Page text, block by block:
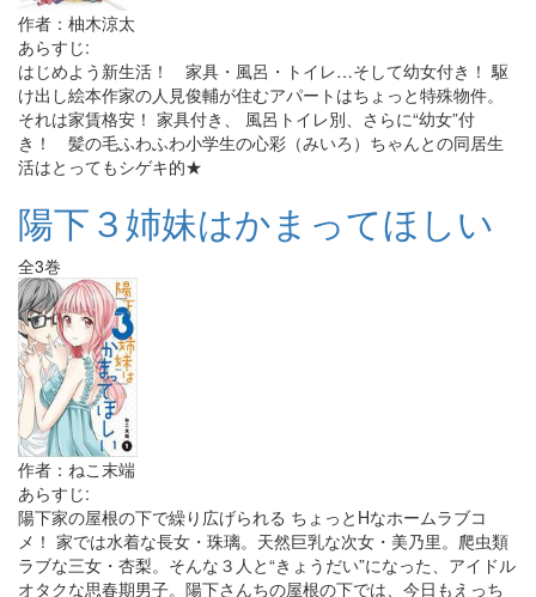
作者：柚木涼太
あらすじ:
はじめよう新生活！ 家具・風呂・トイレ…そして幼女付き！ 駆
け出し絵本作家の人見俊輔が住むアパートはちょっと特殊物件。
それは家賃格安！ 家具付き、 風呂トイレ別、さらに“幼女”付
き！ 髪の毛ふわふわ小学生の心彩（みいろ）ちゃんとの同居生
活はとってもシゲキ的★
陽下３姉妹はかまってほしい
全3巻
作者：ねこ末端
あらすじ:
陽下家の屋根の下で繰り広げられる ちょっとHなホームラブコ
メ！ 家では水着な長女・珠璃。天然巨乳な次女・美乃里。爬虫類
ラブな三女・杏梨。そんな３人と“きょうだい”になった、アイドル
オタクな思春期男子。陽下さんちの屋根の下では、今日もえっち